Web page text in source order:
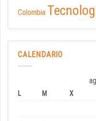
Colombia
CALENDARIO
L M X